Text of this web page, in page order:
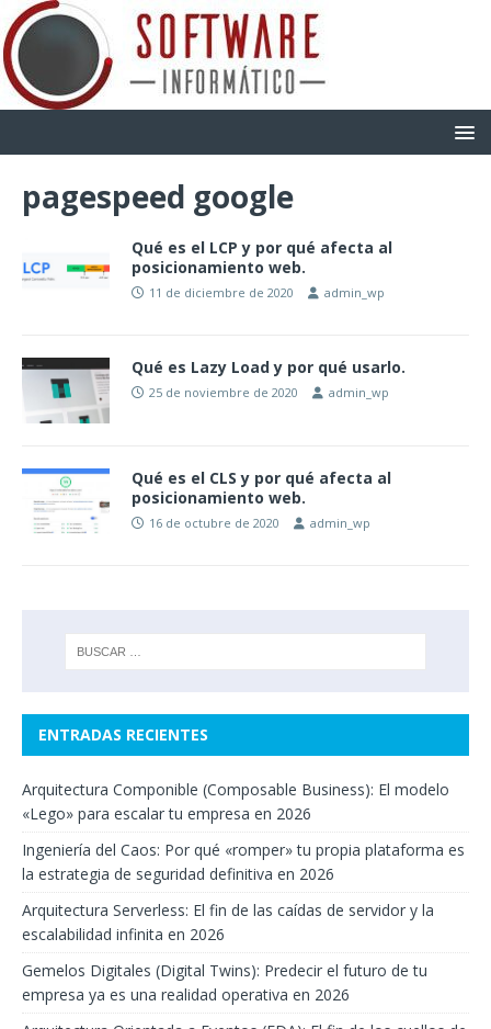
pagespeed google
Qué es el LCP y por qué afecta al
posicionamiento web.
11 de diciembre de 2020 admin_wp
Qué es Lazy Load y por qué usarlo.
25 de noviembre de 2020 admin_wp
Qué es el CLS y por qué afecta al
posicionamiento web.
16 de octubre de 2020 admin_wp
ENTRADAS RECIENTES
Arquitectura Componible (Composable Business): El modelo
«Lego» para escalar tu empresa en 2026
Ingeniería del Caos: Por qué «romper» tu propia plataforma es
la estrategia de seguridad definitiva en 2026
Arquitectura Serverless: El fin de las caídas de servidor y la
escalabilidad infinita en 2026
Gemelos Digitales (Digital Twins): Predecir el futuro de tu
empresa ya es una realidad operativa en 2026